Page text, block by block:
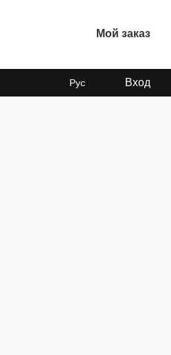
Мой заказ
Рус Вход